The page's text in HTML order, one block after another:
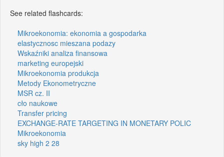
See related flashcards:
Mikroekonomia: ekonomia a gospodarka
elastycznosc mieszana podazy
Wskaźniki analiza finansowa
marketing europejski
Mikroekonomia produkcja
Metody Ekonometryczne
MSR cz. II
cło naukowe
Transfer pricing
EXCHANGE-RATE TARGETING IN MONETARY POLIC
Mikroekonomia
sky high 2 28